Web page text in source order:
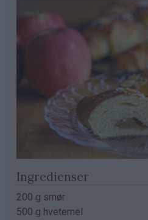
Ingredienser
200 g smør
500 g hvetemel